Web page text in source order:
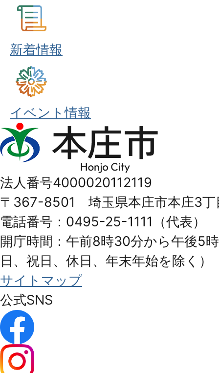
新着情報
イベント情報
本
庄
Honjo
City
法人番号4000020112119
〒367-8501 埼玉県本庄市本庄3丁
電話番号：0495-25-1111（代表）
開庁時間：午前8時30分から午後5
日、祝日、休日、年末年始を除く）
サイトマップ
公式SNS